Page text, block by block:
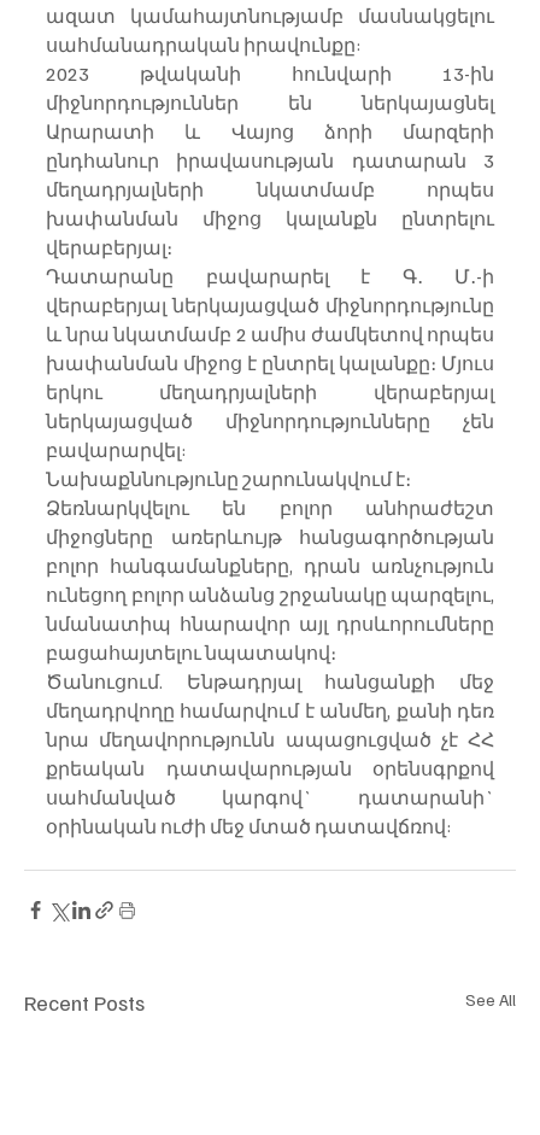
ազատ կամահայտնությամբ մասնակցելու
սահմանադրական իրավունքը:
2023 թվականի հունվարի 13-ին
միջնորդություններ են ներկայացնել
Արարատի և Վայոց ձորի մարզերի
ընդհանուր իրավասության դատարան 3
մեղադրյալների նկատմամբ որպես
խափանման միջոց կալանքն ընտրելու
վերաբերյալ։
Դատարանը բավարարել է Գ․ Մ․-ի
վերաբերյալ ներկայացված միջնորդությունը
և նրա նկատմամբ 2 ամիս ժամկետով որպես
խափանման միջոց է ընտրել կալանքը։ Մյուս
երկու մեղադրյալների վերաբերյալ
ներկայացված միջնորդությունները չեն
բավարարվել:
Նախաքննությունը շարունակվում է։
Ձեռնարկվելու են բոլոր անհրաժեշտ
միջոցները առերևույթ հանցագործության
բոլոր հանգամանքները, դրան առնչություն
ունեցող բոլոր անձանց շրջանակը պարզելու,
նմանատիպ հնարավոր այլ դրսևորումները
բացահայտելու նպատակով։
Ծանուցում. Ենթադրյալ հանցանքի մեջ
մեղադրվողը համարվում է անմեղ, քանի դեռ
նրա մեղավորությունն ապացուցված չէ ՀՀ
քրեական դատավարության օրենսգրքով
սահմանված կարգով` դատարանի`
օրինական ուժի մեջ մտած դատավճռով:
Recent Posts See All